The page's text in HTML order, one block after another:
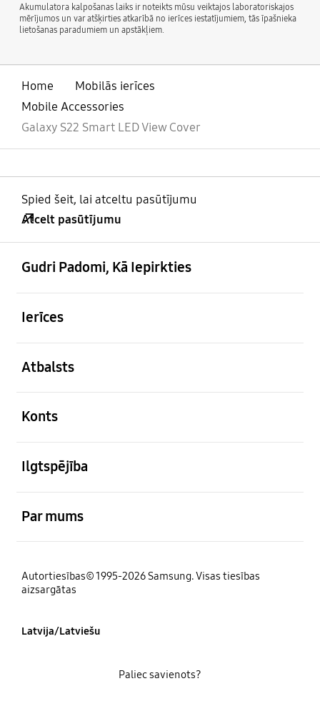
Akumulatora kalpošanas laiks ir noteikts mūsu veiktajos laboratoriskajos
mērījumos un var atšķirties atkarībā no ierīces iestatījumiem, tās īpašnieka
lietošanas paradumiem un apstākļiem.
Home
Mobilās ierīces
Mobile Accessories
Galaxy S22 Smart LED View Cover
Spied šeit, lai atceltu pasūtījumu
Atcelt pasūtījumu
Gudri Padomi, Kā Iepirkties
Ierīces
Atbalsts
Konts
Ilgtspējība
Par mums
Autortiesības© 1995-2026 Samsung. Visas tiesības
aizsargātas
Latvija/Latviešu
Paliec savienots?